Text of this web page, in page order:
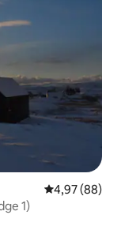
Évaluation
4,97 (88)
1)